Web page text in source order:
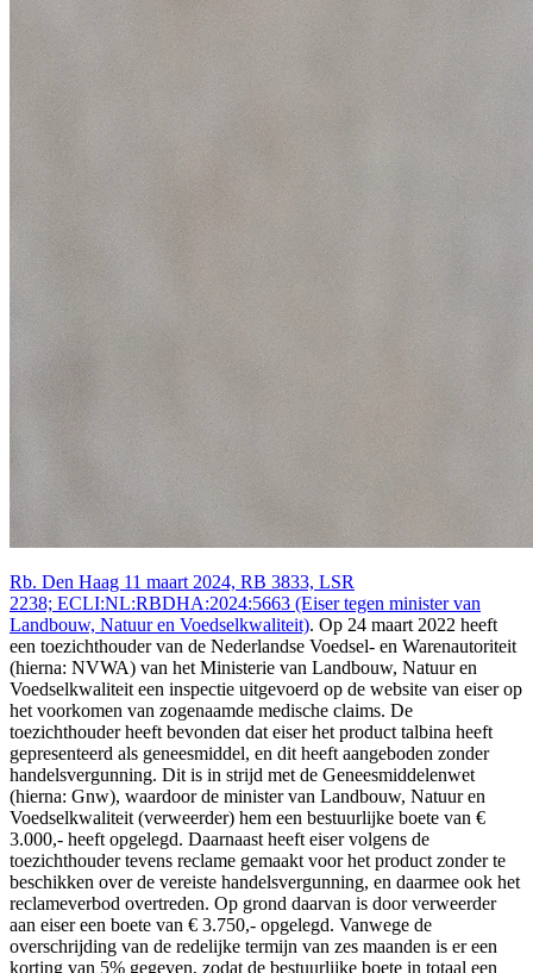
Rb. Den Haag 11 maart 2024, RB 3833, LSR
2238; ECLI:NL:RBDHA:2024:5663 (Eiser tegen minister van
Landbouw, Natuur en Voedselkwaliteit). Op 24 maart 2022 heeft
een toezichthouder van de Nederlandse Voedsel- en Warenautoriteit
(hierna: NVWA) van het Ministerie van Landbouw, Natuur en
Voedselkwaliteit een inspectie uitgevoerd op de website van eiser op
het voorkomen van zogenaamde medische claims. De
toezichthouder heeft bevonden dat eiser het product talbina heeft
gepresenteerd als geneesmiddel, en dit heeft aangeboden zonder
handelsvergunning. Dit is in strijd met de Geneesmiddelenwet
(hierna: Gnw), waardoor de minister van Landbouw, Natuur en
Voedselkwaliteit (verweerder) hem een bestuurlijke boete van €
3.000,- heeft opgelegd. Daarnaast heeft eiser volgens de
toezichthouder tevens reclame gemaakt voor het product zonder te
beschikken over de vereiste handelsvergunning, en daarmee ook het
reclameverbod overtreden. Op grond daarvan is door verweerder
aan eiser een boete van € 3.750,- opgelegd. Vanwege de
overschrijding van de redelijke termijn van zes maanden is er een
korting van 5% gegeven, zodat de bestuurlijke boete in totaal een